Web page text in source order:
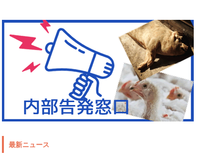
最新ニュース